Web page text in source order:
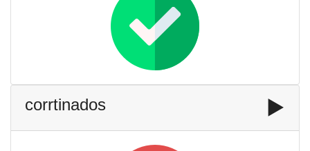
corrtinados ▶️